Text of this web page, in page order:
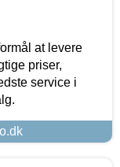
at levere
priser,
service i